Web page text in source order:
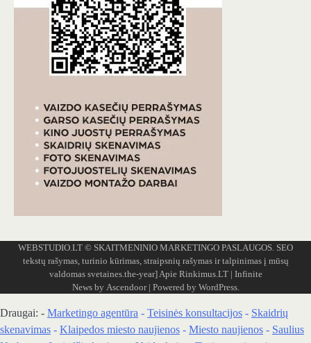
WEBSTUDIO.LT © SKAITMENINIO MARKETINGO PASLAUGOS. SEO
tekstų rašymas, turinio kūrimas, straipsnių rašymas ir talpinimas į mūsų
valdomas svetaines.the-year] Apie Rinkimus.LT| Infinite
News by Ascendoor| Powered by WordPress.
Draugai: - Marketingo agentūra - Teisinės konsultacijos - Skaidrių
skenavimas - Klaipedos miesto naujienos - Miesto naujienos - Saulius